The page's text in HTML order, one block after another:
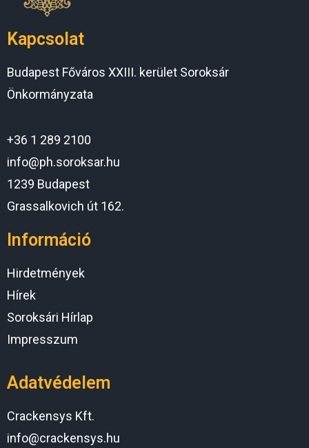
Kapcsolat
Budapest Főváros XXIII. kerület Soroksár
Önkormányzata
+36 1 289 2100
info@ph.soroksar.hu
1239 Budapest
Grassalkovich út 162.
Információ
Hirdetmények
Hírek
Soroksári Hírlap
Impresszum
Adatvédelem
Crackensys Kft.
info@crackensys.hu